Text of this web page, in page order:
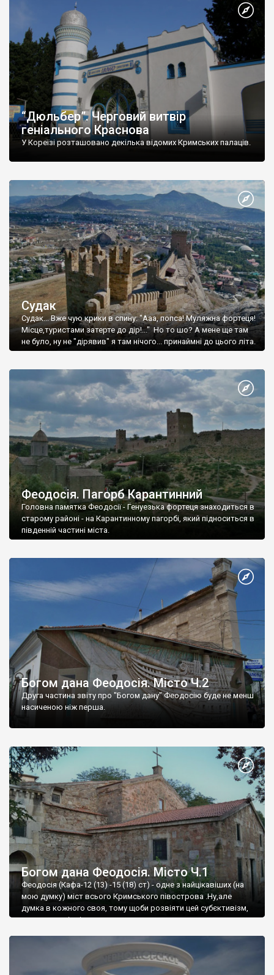
“Дюльбер”. Черговий витвір
геніального Краснова
У Кореїзі розташовано декілька відомих Кримських палаців.
Судак
Судак... Вже чую крики в спину: "Ааа, попса! Муляжна фортеця!
Місце,туристами затерте до дір!..." Но то шо? А мене ще там
не було, ну не "дірявив" я там нічого... принаймні до цього літа.
Феодосія. Пагорб Карантинний
Головна памятка Феодосії - Генуезька фортеця знаходиться в
старому районі - на Карантинному пагорбі, який підноситься в
південній частині міста.
Богом дана Феодосія. Місто Ч.2
Друга частина звіту про "Богом дану" Феодосію буде не менш
насиченою ніж перша.
Богом дана Феодосія. Місто Ч.1
Феодосія (Кафа-12 (13) -15 (18) ст) - одне з найцікавіших (на
мою думку) міст всього Кримського півострова .Ну,але
думка в кожного своя, тому щоби розвіяти цей субєктивізм,
запрошую відвідати це